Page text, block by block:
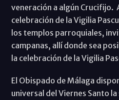
veneración a algún Crucifijo.
celebración de la Vigilia
los templos parroquiales,
campanas, allí donde sea
la celebración de la Vigilia
El Obispado de Málaga
universal del Viernes Santo